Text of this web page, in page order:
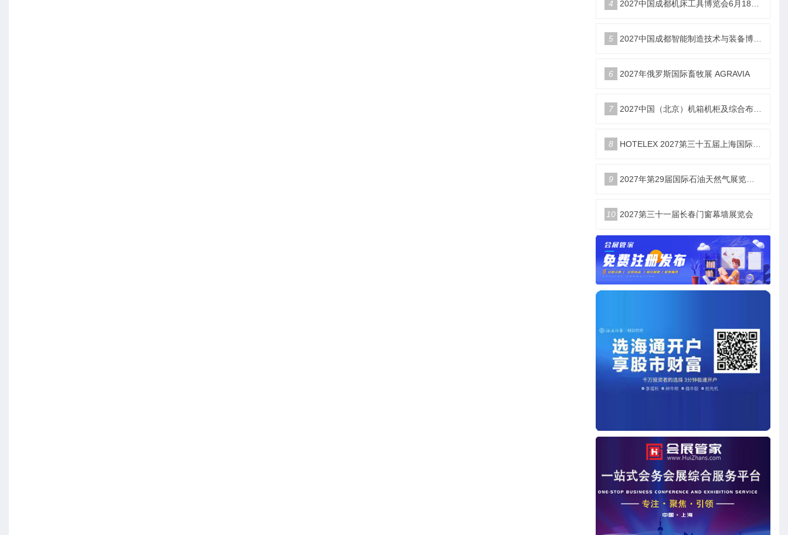
4 2027中国成都机床工具博览会6月18举办
5 2027中国成都智能制造技术与装备博览会6月18举办
6 2027年俄罗斯国际畜牧展 AGRAVIA
7 2027中国（北京）机箱机柜及综合布线数据中心设施展览会
8 HOTELEX 2027第三十五届上海国际酒店及餐饮设备、桌面用品、食品饮料、咖啡茶饮、烘焙冰淇淋、轻餐美酒、食品机械、食品餐饮包装及机械、连锁加盟博览会展位火热销售中！
9 2027年第29届国际石油天然气展览会暨会议（OGU）
10 2027第三十一届长春门窗幕墙展览会